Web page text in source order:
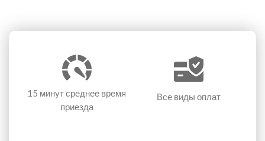
15 минутсреднее время
приезда
Все виды оплат